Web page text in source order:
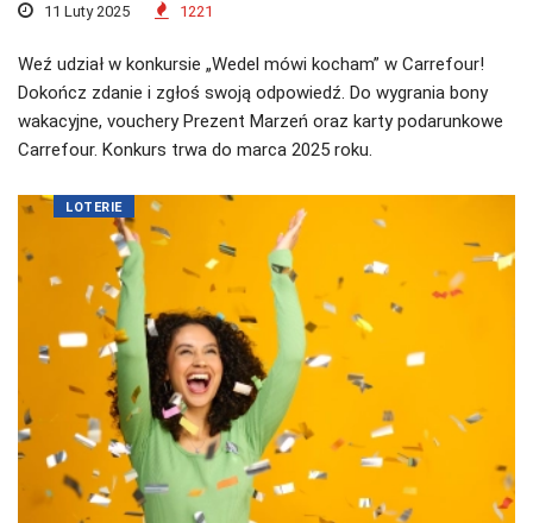
11 Luty 2025 1221
Weź udział w konkursie „Wedel mówi kocham” w Carrefour!
Dokończ zdanie i zgłoś swoją odpowiedź. Do wygrania bony
wakacyjne, vouchery Prezent Marzeń oraz karty podarunkowe
Carrefour. Konkurs trwa do marca 2025 roku.
LOTERIE